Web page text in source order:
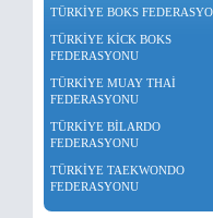
TÜRKİYE BOKS
TÜRKİYE KİCK BOKS
FEDERASYONU
TÜRKİYE MUAY THAİ
FEDERASYONU
TÜRKİYE BİLARDO
FEDERASYONU
TÜRKİYE TAEKWONDO
FEDERASYONU